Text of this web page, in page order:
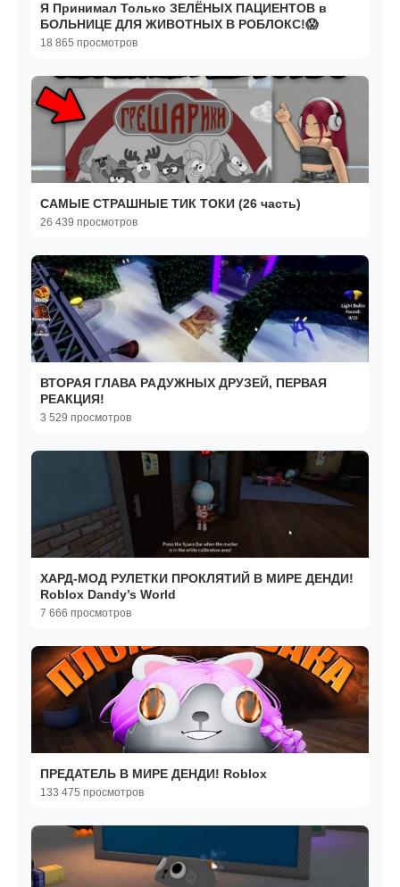
Я Принимал Только ЗЕЛЁНЫХ ПАЦИЕНТОВ в
БОЛЬНИЦЕ ДЛЯ ЖИВОТНЫХ В РОБЛОКС!😱
18 865 просмотров
САМЫЕ СТРАШНЫЕ ТИК ТОКИ (26 часть)
26 439 просмотров
ВТОРАЯ ГЛАВА РАДУЖНЫХ ДРУЗЕЙ, ПЕРВАЯ
РЕАКЦИЯ!
3 529 просмотров
ХАРД-МОД РУЛЕТКИ ПРОКЛЯТИЙ В МИРЕ ДЕНДИ!
Roblox Dandy’s World
7 666 просмотров
ПРЕДАТЕЛЬ В МИРЕ ДЕНДИ! Roblox
133 475 просмотров